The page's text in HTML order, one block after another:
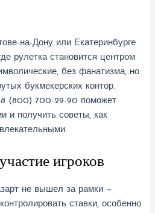
на-Дону или Екатеринбурге
рулетка становится центром
без фанатизма, но
букмекерских контор.
8 (800) 700-29-90 поможет
и получить советы, как
игроков
не вышел за рамки —
ставки, особенно